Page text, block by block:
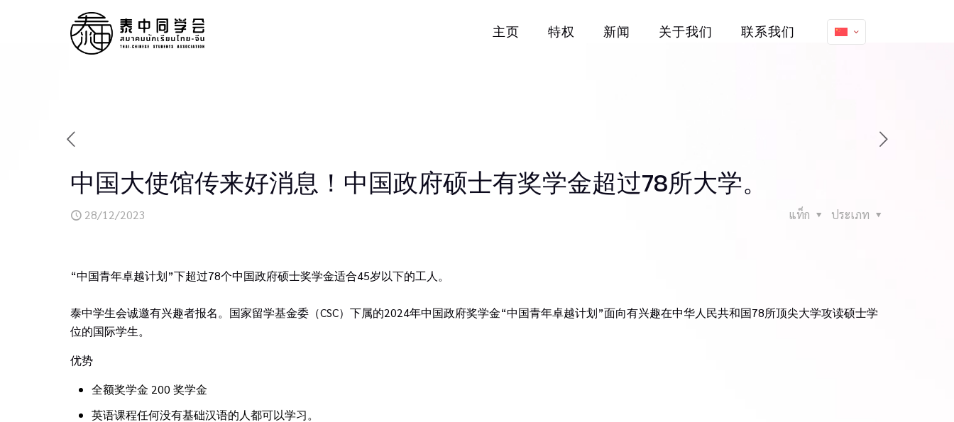
主页 特权 新闻 关于我们 联系我们
中国大使馆传来好消息！中国政府硕士有奖学金超过78所大学。
28/12/2023 ประเภท
แท็ก
“中国青年卓越计划”下超过78个中国政府硕士奖学金适合45岁以下的工人。
泰中学生会诚邀有兴趣者报名。国家留学基金委（CSC）下属的2024年中国政府奖学金“中国青年卓越计划”面向有兴趣在中华人民共和国78所顶尖大学攻读硕士学
位的国际学生。
优势
全额奖学金 200 奖学金
英语课程任何没有基础汉语的人都可以学习。